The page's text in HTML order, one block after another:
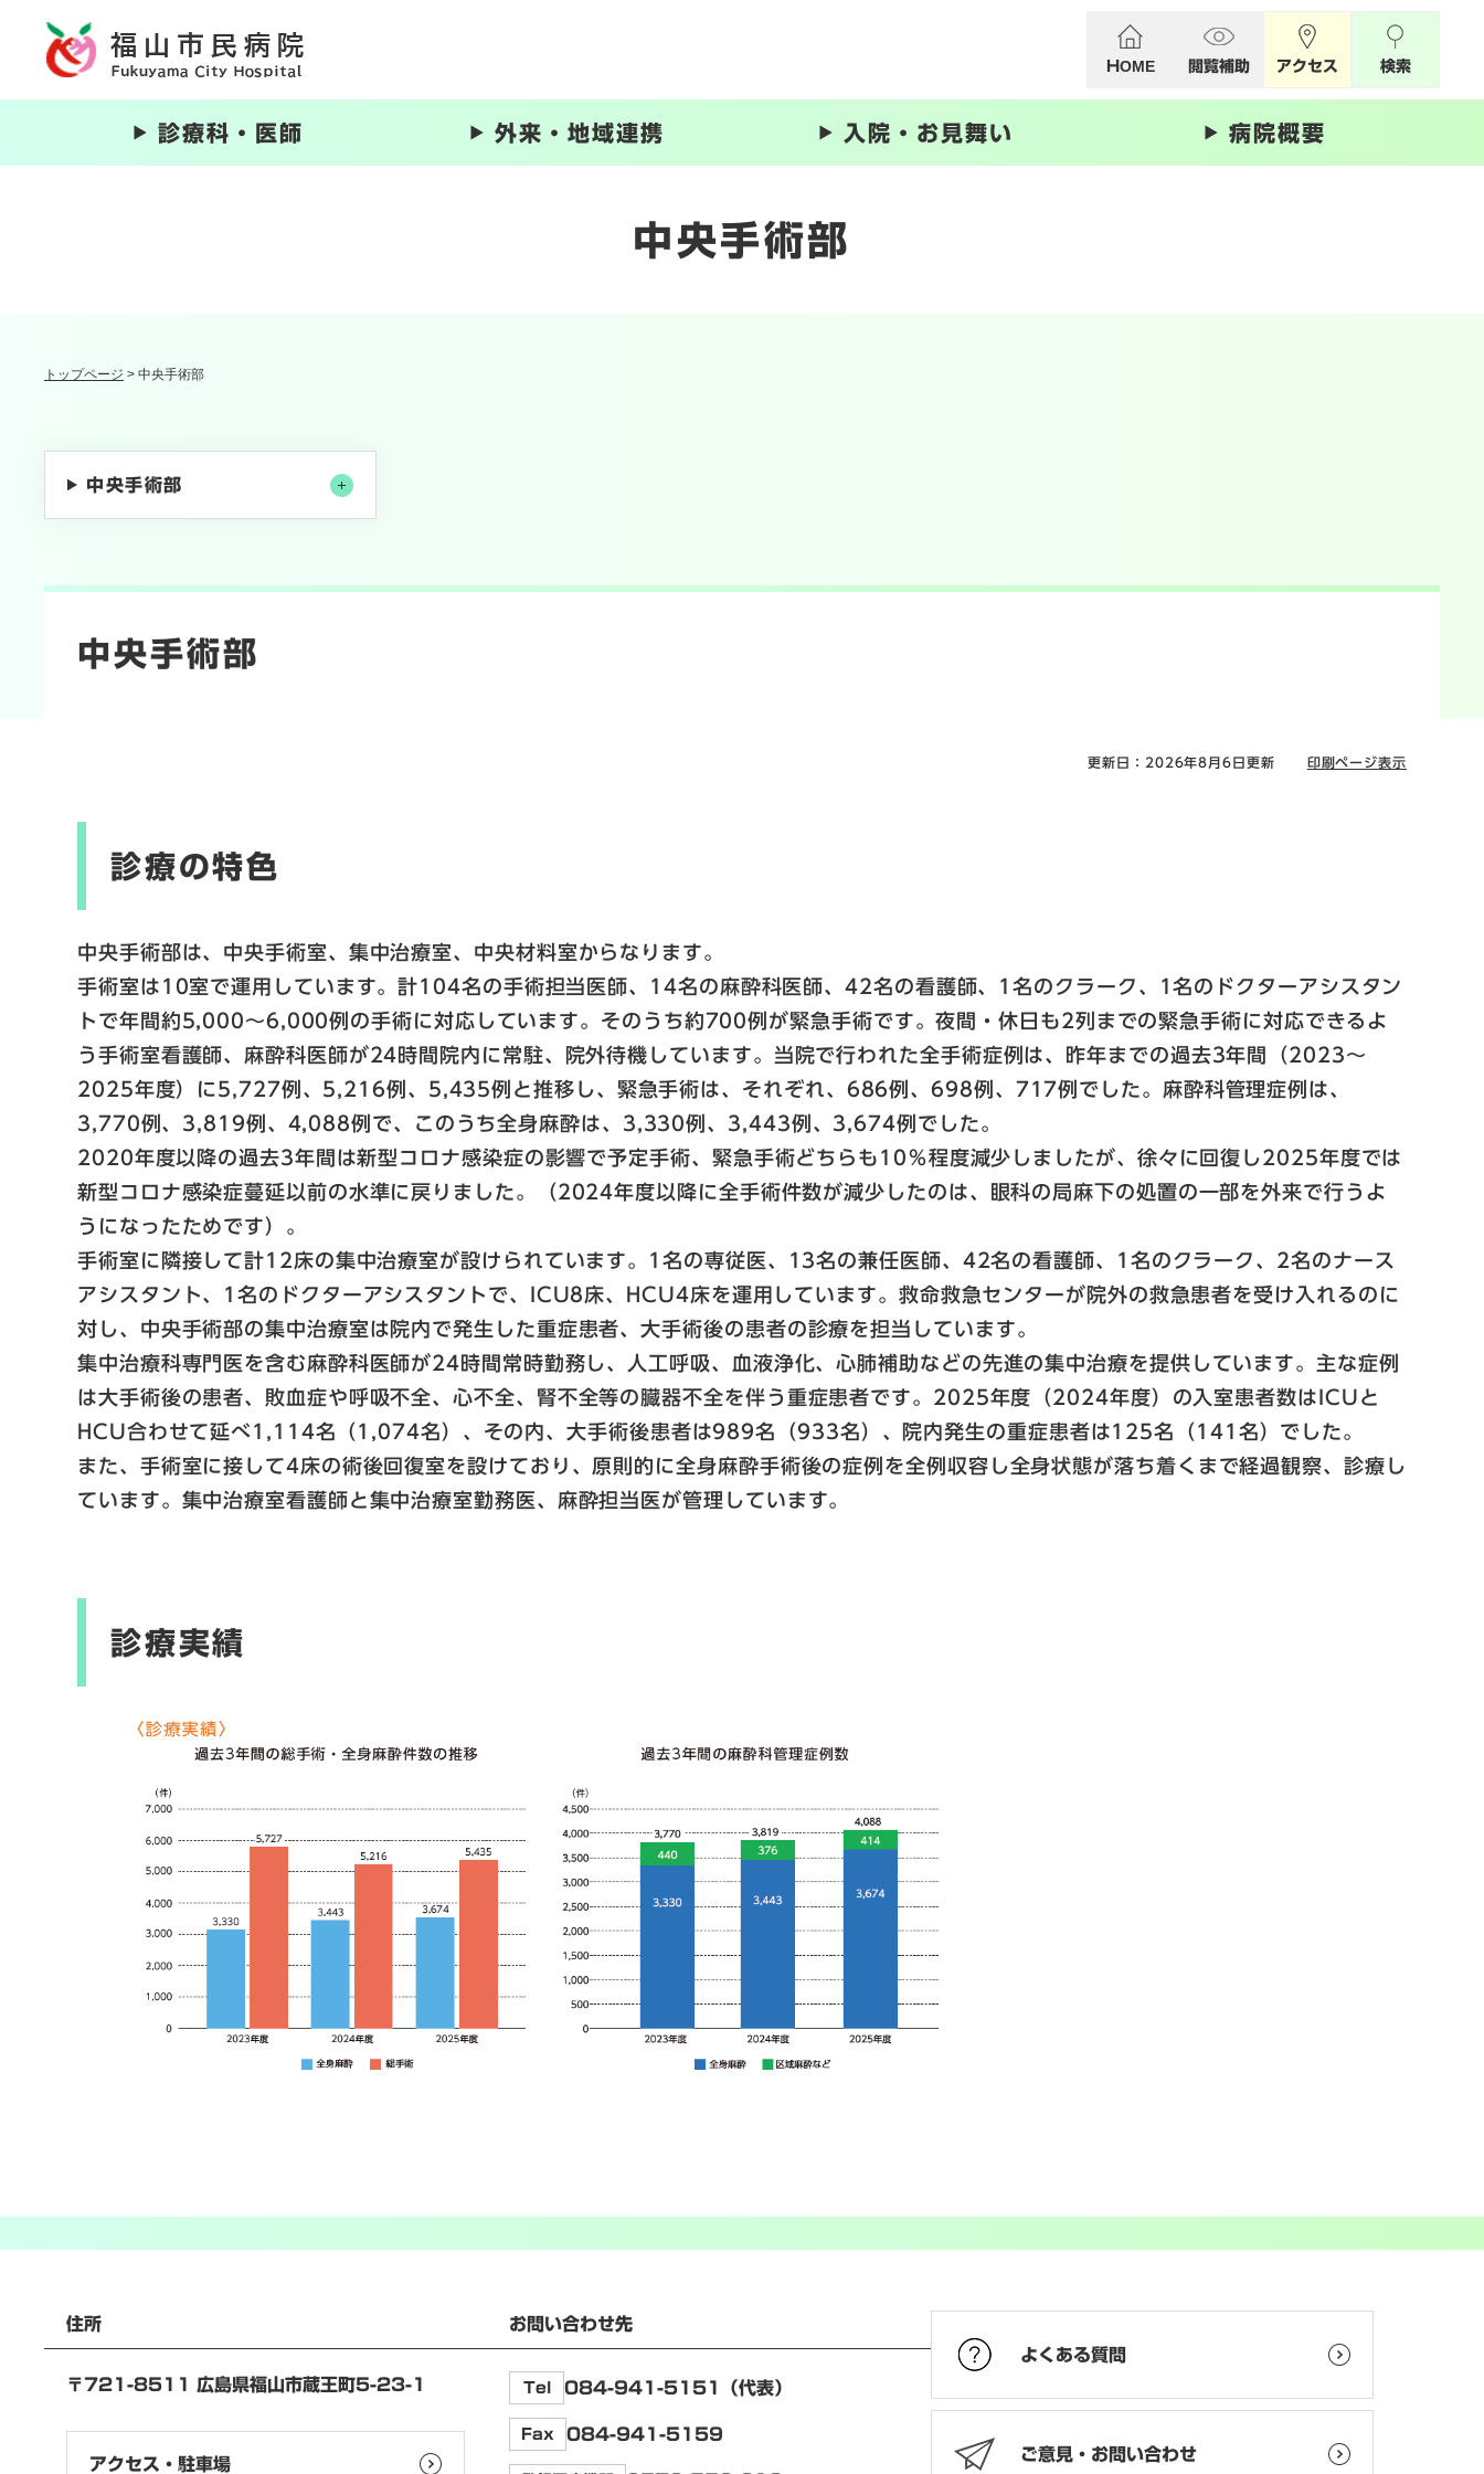
HOME 閲覧補助 アクセス 検索
診療科・医師 外来・地域連携 入院・お見舞い 病院概要
中央手術部
トップページ > 中央手術部
中央手術部
中央手術部
更新日：2026年8月6日更新 印刷ページ表示
診療の特色
中央手術部は、中央手術室、集中治療室、中央材料室からなります。
手術室は10室で運用しています。計104名の手術担当医師、14名の麻酔科医師、42名の看護師、1名のクラーク、1名のドクターアシスタン
トで年間約5,000〜6,000例の手術に対応しています。そのうち約700例が緊急手術です。夜間・休日も2列までの緊急手術に対応できるよ
う手術室看護師、麻酔科医師が24時間院内に常駐、院外待機しています。当院で行われた全手術症例は、昨年までの過去3年間（2023～
2025年度）に5,727例、5,216例、5,435例と推移し、緊急手術は、それぞれ、686例、698例、717例でした。麻酔科管理症例は、
3,770例、3,819例、4,088例で、このうち全身麻酔は、3,330例、3,443例、3,674例でした。
2020年度以降の過去3年間は新型コロナ感染症の影響で予定手術、緊急手術どちらも10％程度減少しましたが、徐々に回復し2025年度では
新型コロナ感染症蔓延以前の水準に戻りました。（2024年度以降に全手術件数が減少したのは、眼科の局麻下の処置の一部を外来で行うよ
うになったためです）。
手術室に隣接して計12床の集中治療室が設けられています。1名の専従医、13名の兼任医師、42名の看護師、1名のクラーク、2名のナース
アシスタント、1名のドクターアシスタントで、ICU8床、HCU4床を運用しています。救命救急センターが院外の救急患者を受け入れるのに
対し、中央手術部の集中治療室は院内で発生した重症患者、大手術後の患者の診療を担当しています。
集中治療科専門医を含む麻酔科医師が24時間常時勤務し、人工呼吸、血液浄化、心肺補助などの先進の集中治療を提供しています。主な症例
は大手術後の患者、敗血症や呼吸不全、心不全、腎不全等の臓器不全を伴う重症患者です。2025年度（2024年度）の入室患者数はICUと
HCU合わせて延べ1,114名（1,074名）、その内、大手術後患者は989名（933名）、院内発生の重症患者は125名（141名）でした。
また、手術室に接して4床の術後回復室を設けており、原則的に全身麻酔手術後の症例を全例収容し全身状態が落ち着くまで経過観察、診療し
ています。集中治療室看護師と集中治療室勤務医、麻酔担当医が管理しています。
診療実績
住所
〒721-8511 広島県福山市蔵王町5-23-1
アクセス・駐車場
お問い合わせ先
Tel 084-941-5151（代表）
Fax 084-941-5159
よくある質問
ご意見・お問い合わせ